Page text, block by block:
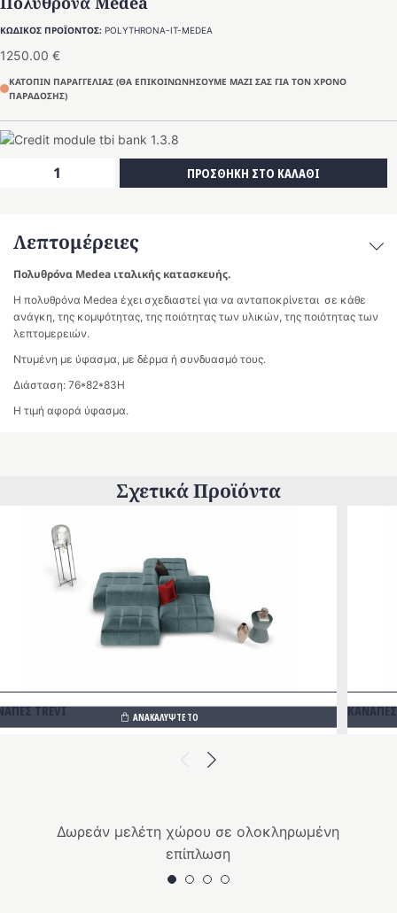
ΚΩΔΙΚΟΣ ΠΡΟΪΟΝΤΟΣ: POLYTHRONA-IT-MEDEA
1250.00 €
ΚΑΤΟΠΙΝ ΠΑΡΑΓΓΕΛΙΑΣ (ΘΑ ΕΠΙΚΟΙΝΩΝΗΣΟΥΜΕ ΜΑΖΙ ΣΑΣ ΓΙΑ ΤΟΝ ΧΡΟΝΟ
ΠΑΡΑΔΟΣΗΣ)
Πολυθρόνα
ΠΡΟΣΘΗΚΗ ΣΤΟ ΚΑΛΑΘΙ
Λεπτομέρειες
Πολυθρόνα Medea ιταλικής κατασκευής.
Η πολυθρόνα Medea έχει σχεδιαστεί για να ανταποκρίνεται σε κάθε
ανάγκη, της κομψότητας, της ποιότητας των υλικών, της ποιότητας των
λεπτομερειών.
Ντυμένη με ύφασμα, με δέρμα ή συνδυασμό τους.
Διάσταση: 76*82*83Η
Η τιμή αφορά ύφασμα.
Σχετικά Προϊόντα
Previous
TREVI ΑΝΑΚΑΛΥΨΤΕ ΤΟ
Next
Δωρεάν μελέτη χώρου σε ολοκληρωμένη
επίπλωση